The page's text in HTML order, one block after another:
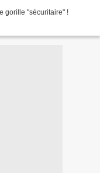
gorille "sécuritaire" !